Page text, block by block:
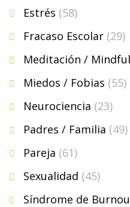
Estrés (58)
Fracaso Escolar (29)
Meditación /
Miedos / Fobias (55)
Neurociencia (23)
Padres / Familia (49)
Pareja (61)
Sexualidad (45)
Síndrome de